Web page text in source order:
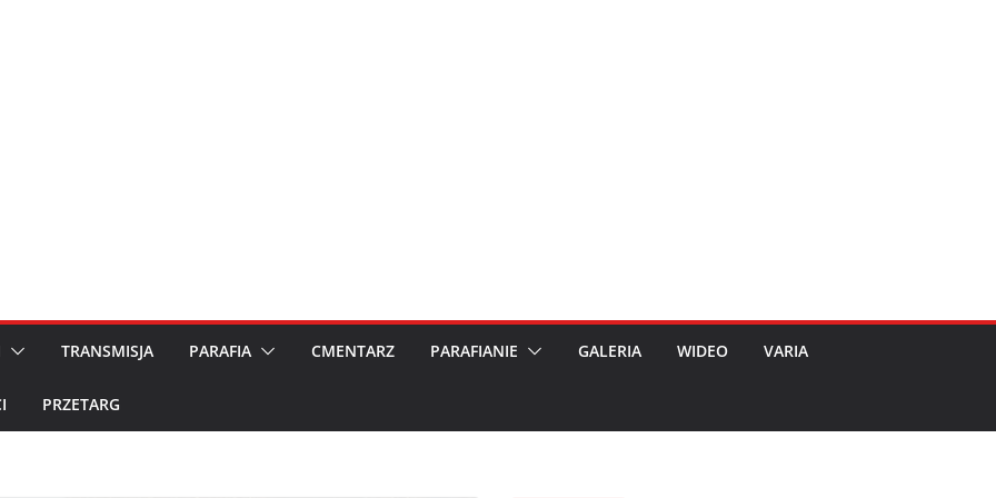
TRANSMISJA PARAFIA CMENTARZ PARAFIANIE GALERIA WIDEO VARIA
PRZETARG